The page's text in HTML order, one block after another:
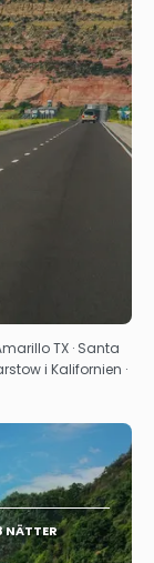
TX · Santa
i Kalifornien ·
NÄTTER